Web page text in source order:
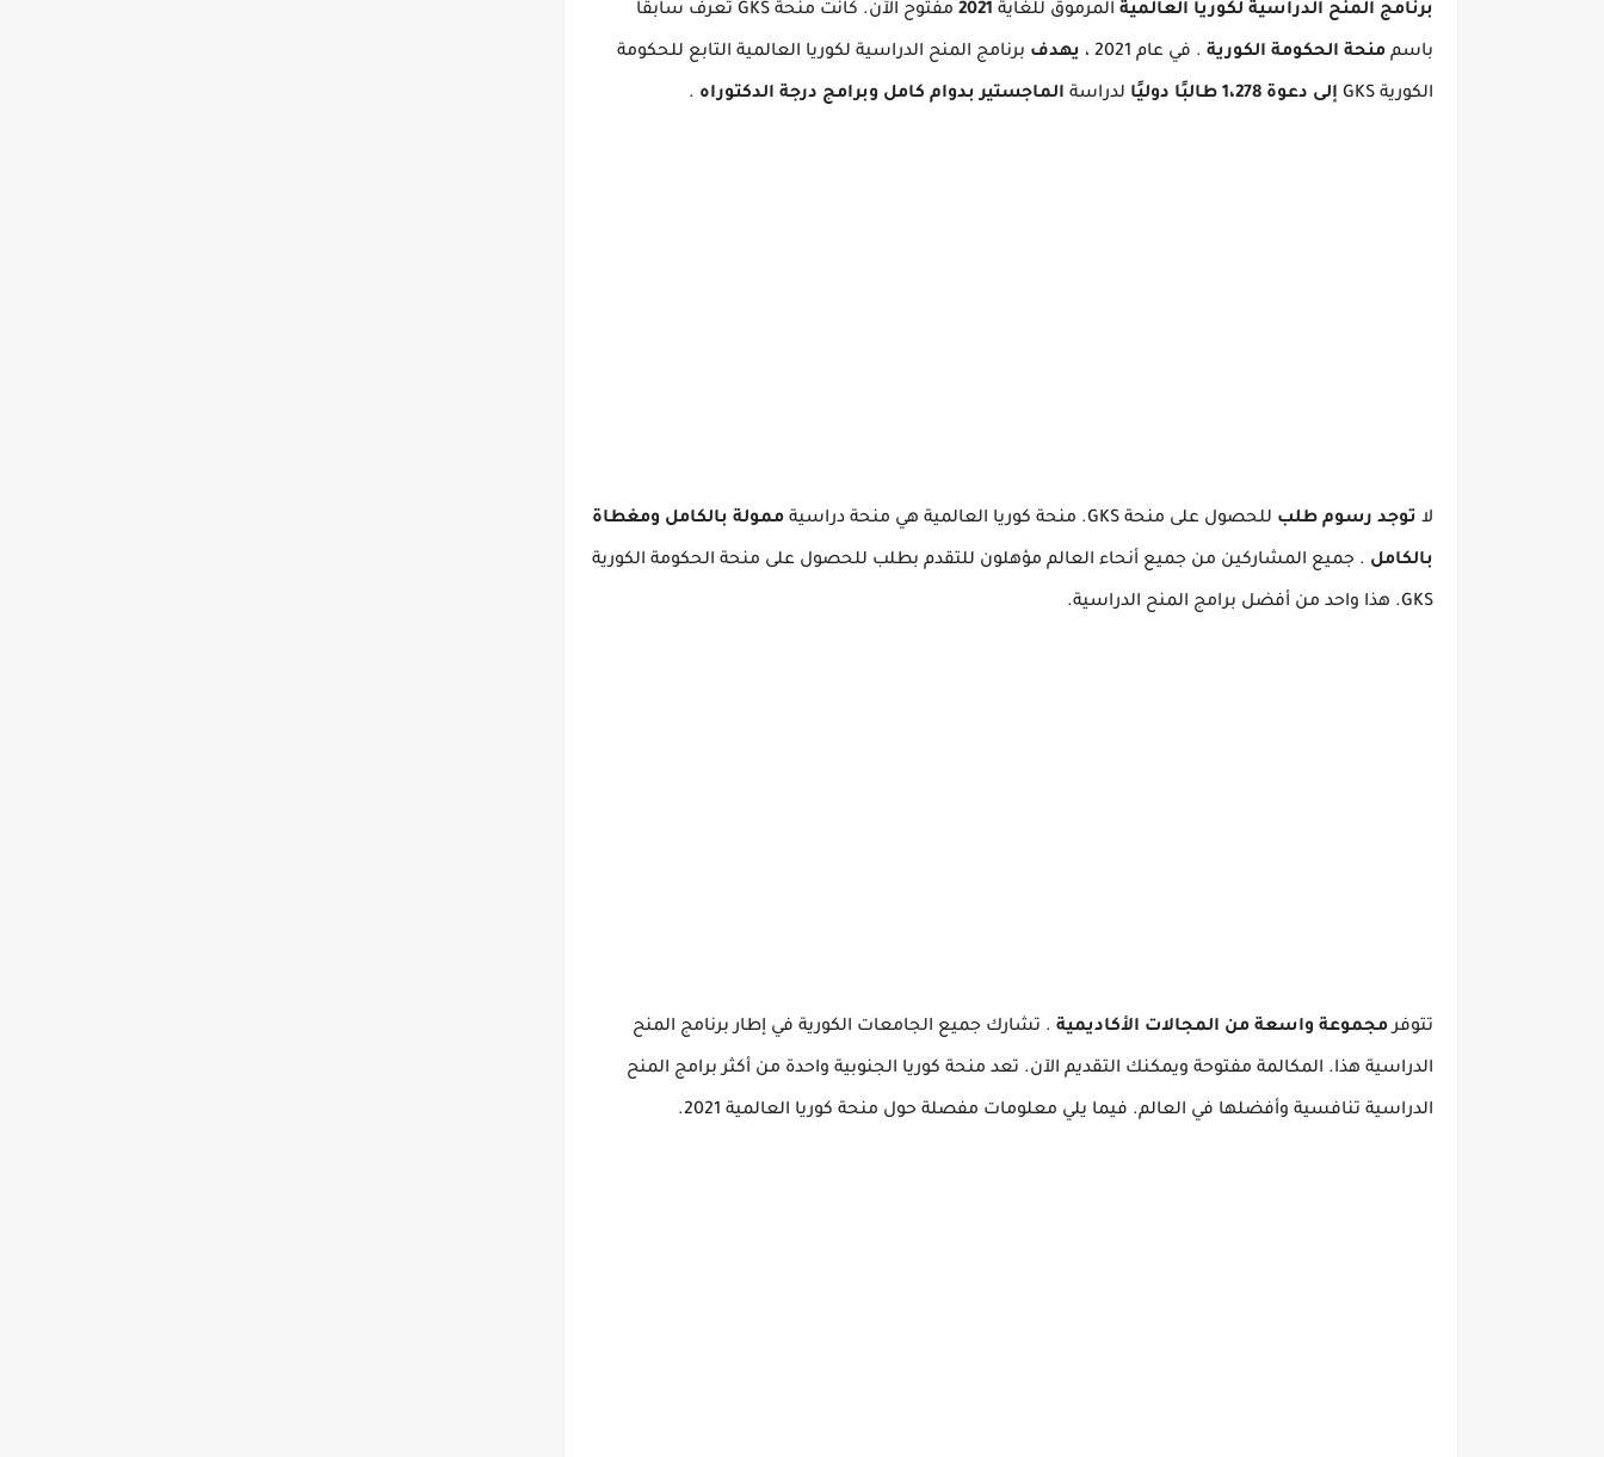
برنامج المنح الدراسية لكوريا العالمية المرموق للغاية 2021 مفتوح الآن. كانت منحة GKS تُعرف سابقًا
باسم منحة الحكومة الكورية . في عام 2021 ، يهدف برنامج المنح الدراسية لكوريا العالمية التابع للحكومة
الكورية GKS إلى دعوة 1،278 طالبًا دوليًا لدراسة الماجستير بدوام كامل وبرامج درجة الدكتوراه .
لا توجد رسوم طلب للحصول على منحة GKS. منحة كوريا العالمية هي منحة دراسية ممولة بالكامل ومغطاة
بالكامل . جميع المشاركين من جميع أنحاء العالم مؤهلون للتقدم بطلب للحصول على منحة الحكومة الكورية
GKS. هذا واحد من أفضل برامج المنح الدراسية.
تتوفرمجموعة واسعة من المجالات الأكاديمية . تشارك جميع الجامعات الكورية في إطار برنامج المنح
الدراسية هذا. المكالمة مفتوحة ويمكنك التقديم الآن. تعد منحة كوريا الجنوبية واحدة من أكثر برامج المنح
الدراسية تنافسية وأفضلها في العالم. فيما يلي معلومات مفصلة حول منحة كوريا العالمية 2021.